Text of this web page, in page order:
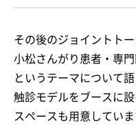
その後のジョイントト
小松さんがり患者・専
というテーマについて
触診モデルをブースに
スペースも用意していま